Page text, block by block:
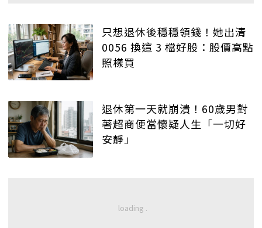
只想退休後穩穩領錢！她出清
0056 換這 3 檔好股：股價高點
照樣買
退休第一天就崩潰！60歲男對
著超商便當懷疑人生「一切好
安靜」